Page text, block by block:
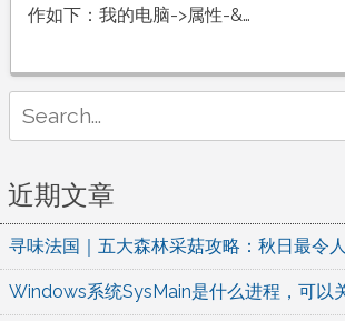
理
方
总
作如下：我的电脑->属性-&…
for:
近期文章
寻味法国｜五大森林采菇攻略：秋日最令
Windows系统SysMain是什么进程，可以